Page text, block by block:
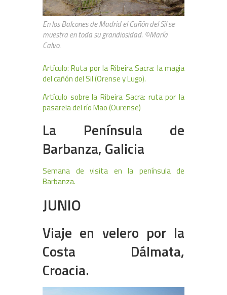
En los Balcones de Madrid el Cañón del Sil se
muestra en toda su grandiosidad. ©María
Calvo.
Artículo: Ruta por la Ribeira Sacra: la magia
del cañón del Sil (Orense y Lugo).
Artículo sobre la Ribeira Sacra: ruta por la
pasarela del río Mao (Ourense)
La Península de
Barbanza, Galicia
Semana de visita en la península de
Barbanza.
JUNIO
Viaje en velero por la
Costa Dálmata,
Croacia.